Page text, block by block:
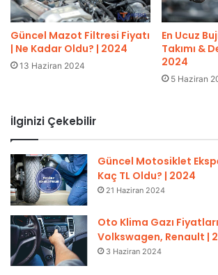
Güncel Mazot Filtresi Fiyatı
| Ne Kadar Oldu? | 2024
13 Haziran 2024
En Ucuz
Takımı &
2024
5 Haziran
İlginizi Çekebilir
Güncel Motosiklet
Kaç TL Oldu? | 2024
21 Haziran 2024
Oto Klima Gazı
Volkswagen, Renault |
3 Haziran 2024